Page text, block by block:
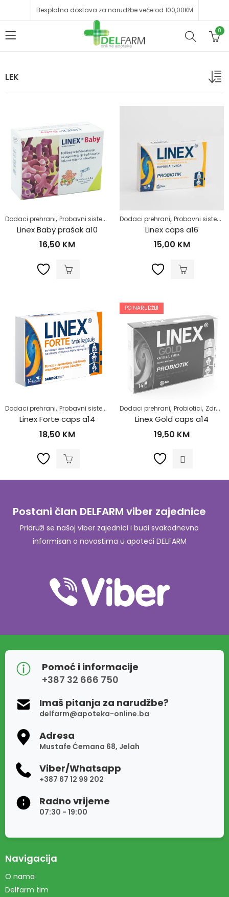
Besplatna dostava za narudžbe veće od 100,00KM
0
LEK
Dodaci prehrani, Probavni sistem Probiotici, Proliv i povraćanje ,
Linex Baby prašak a10
16,50 KM
Dodaci prehrani, Probavni sistem
Linex caps a16
15,00 KM
Dodaci prehrani, Probavni sistem Probiotici, Proliv i povraćanje,
Linex Forte caps a14
18,50 KM
PO NARUDŽBI
Dodaci prehrani, Probiotici, Zdrav život
Linex Gold caps a14
19,50 KM
Postani član DELFARM viber zajednice
Pridruži se našoj viber zajednici i budi svakodnevno
informisan o novostima u apoteci DELFARM
Pomoć i informacije
+387 32 666 750
Imaš pitanja za narudžbe?
delfarm@apoteka-online.ba
Adresa
Mustafe Ćemana 68, Jelah
Viber/Whatsapp
+387 67 12 99 202
Radno vrijeme
07:30 - 19:00
Navigacija
O nama
Delfarm tim